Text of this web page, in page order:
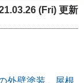
(Fri) 更新
外壁塗装、屋根